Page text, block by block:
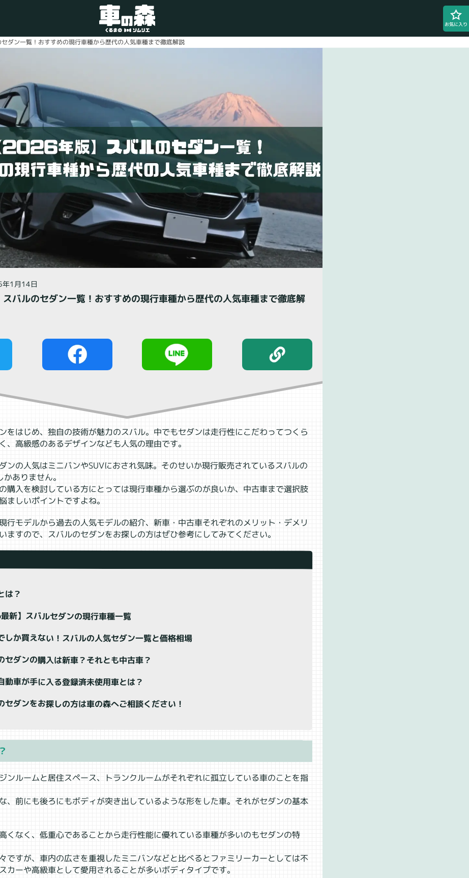
お気に入り
車検・整備のお問い合わせ
0800-080-1777
ご希望の店舗をタップしてください。
なかもず店 0800-830-3347
セダン一覧！おすすめの現行車種から歴代の人気車種まで徹底解説
1月14日
スバルのセダン一覧！おすすめの現行車種から歴代の人気車種まで徹底解
をはじめ、独自の技術が魅力のスバル。中でもセダンは走行性にこだわってつくら
、高級感のあるデザインなども人気の理由です。
ンの人気はミニバンやSUVにおされ気味。そのせいか現行販売されているスバルの
ありません。
購入を検討している方にとっては現行車種から選ぶのが良いか、中古車まで選択肢
ましいポイントですよね。
行モデルから過去の人気モデルの紹介、新車・中古車それぞれのメリット・デメリ
ますので、スバルのセダンをお探しの方はぜひ参考にしてみてください。
は？
最新】スバルセダンの現行車種一覧
しか買えない！スバルの人気セダン一覧と価格相場
セダンの購入は新車？それとも中古車？
動車が手に入る登録済未使用車とは？
セダンをお探しの方は車の森へご相談ください！
ンルームと居住スペース、トランクルームがそれぞれに孤立している車のことを指
、前にも後ろにもボディが突き出しているような形をした車。それがセダンの基本
くなく、低重心であることから走行性能に優れている車種が多いのもセダンの特
ですが、車内の広さを重視したミニバンなどと比べるとファミリーカーとしては不
カーや高級車として愛用されることが多いボディタイプです。